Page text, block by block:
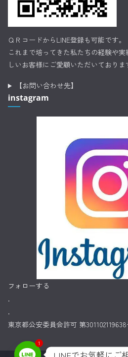
ＱＲコードからLINE登録も可能です。
これまで培ってきた私たちの経験や
しいお客様にご愛顧いただいておりま
【お問い合わせ先】
instagram
フォローする
.
.
東京都公安委員会許可 第
1
LINEでお気軽にご